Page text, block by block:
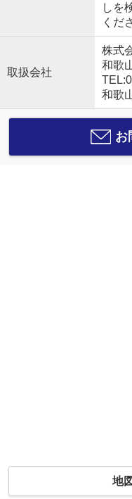
しを
くだ
取扱会社
株式
和歌
和歌
お
地